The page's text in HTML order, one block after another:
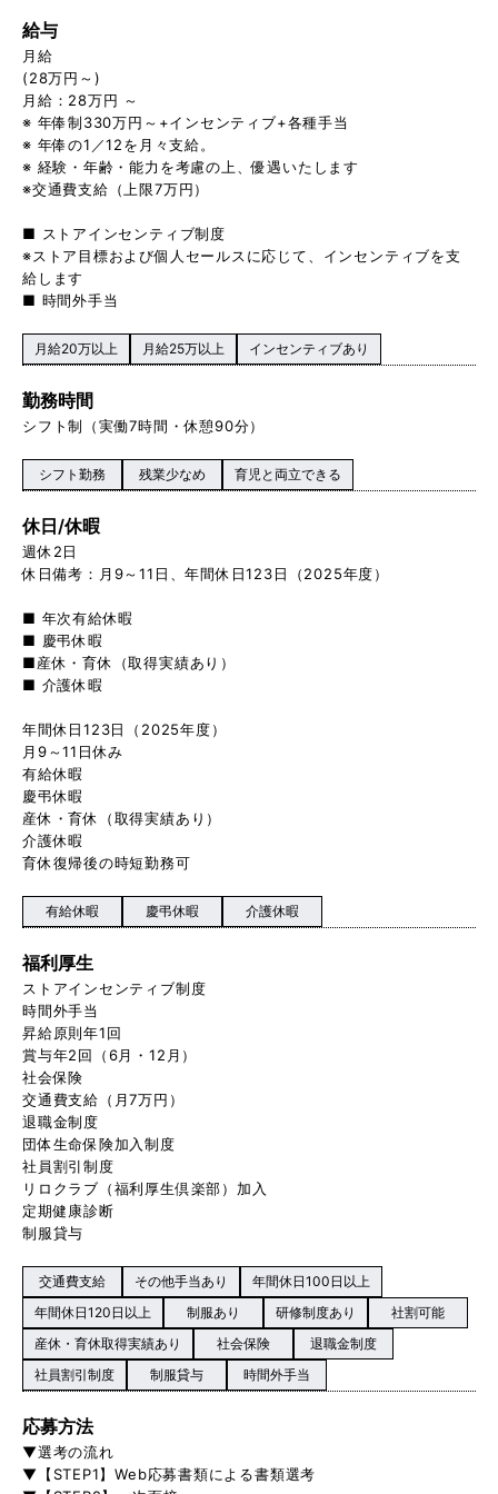
給与
月給
(28万円～)
月給：28万円 ～
※ 年俸制330万円～+インセンティブ+各種手当
※ 年俸の1／12を月々支給。
※ 経験・年齢・能力を考慮の上、優遇いたします
※交通費支給（上限7万円）
■ ストアインセンティブ制度
※ストア目標および個人セールスに応じて、インセンティブを支
給します
■ 時間外手当
月給20万以上 月給25万以上 インセンティブあり
勤務時間
シフト制（実働7時間・休憩90分）
シフト勤務 残業少なめ 育児と両立できる
休日/休暇
週休2日
休日備考：月9～11日、年間休日123日（2025年度）
■ 年次有給休暇
■ 慶弔休暇
■産休・育休（取得実績あり）
■ 介護休暇
年間休日123日（2025年度）
月9～11日休み
有給休暇
慶弔休暇
産休・育休（取得実績あり）
介護休暇
育休復帰後の時短勤務可
有給休暇 慶弔休暇 介護休暇
福利厚生
ストアインセンティブ制度
時間外手当
昇給原則年1回
賞与年2回（6月・12月）
社会保険
交通費支給（月7万円）
退職金制度
団体生命保険加入制度
社員割引制度
リロクラブ（福利厚生倶楽部）加入
定期健康診断
制服貸与
交通費支給 その他手当あり
年間休日100日以上
年間休日120日以上
制服あり 研修制度あり
社割可能
産休・育休取得実績あり
社会保険
退職金制度
社員割引制度
制服貸与 時間外手当
応募方法
▼選考の流れ
▼【STEP1】Web応募書類による書類選考